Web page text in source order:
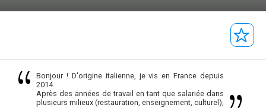
Bonjour ! D'origine italienne, je vis en France depuis
2014.
Après des années de travail en tant que salariée dans
plusieurs milieux (restauration, enseignement, culturel),